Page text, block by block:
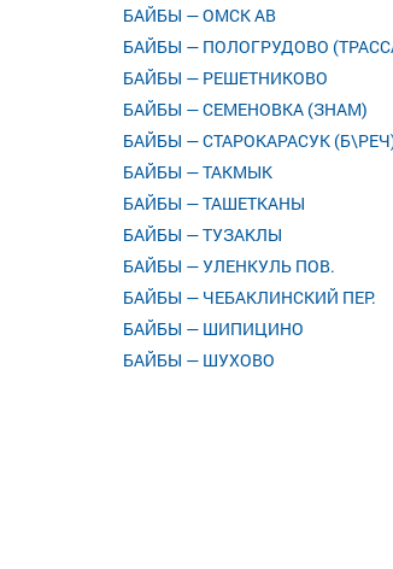
БАЙБЫ — ОМСК АВ
БАЙБЫ — ПОЛОГРУДОВО
БАЙБЫ — РЕШЕТНИКОВО
БАЙБЫ — СЕМЕНОВКА (ЗНАМ)
БАЙБЫ — СТАРОКАРАСУК
БАЙБЫ — ТАКМЫК
БАЙБЫ — ТАШЕТКАНЫ
БАЙБЫ — ТУЗАКЛЫ
БАЙБЫ — УЛЕНКУЛЬ ПОВ.
БАЙБЫ — ЧЕБАКЛИНСКИЙ ПЕР.
БАЙБЫ — ШИПИЦИНО
БАЙБЫ — ШУХОВО